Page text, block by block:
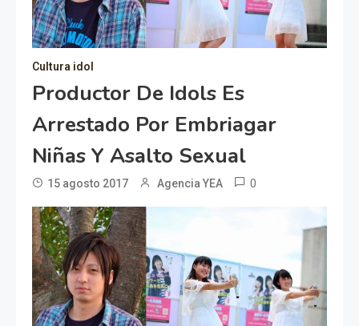
Cultura idol
Productor De Idols Es
Arrestado Por Embriagar
Niñas Y Asalto Sexual
15 agosto 2017 Agencia YEA 0